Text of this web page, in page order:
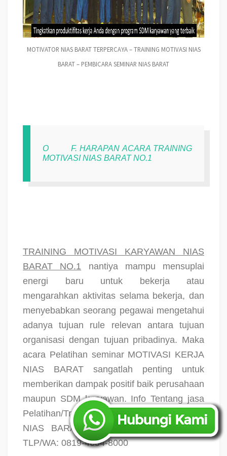
MOTIVATOR NIAS BARAT TERPERCAYA – TRAINING MOTIVASI NIAS
BARAT – PEMBICARA SEMINAR NIAS BARAT
O
F. HARAPAN ACARA TRAINING
MOTIVASI NIAS BARAT NO.1
TRAINING MOTIVASI KARYAWAN NIAS
BARAT NO.1 nantiya mampu mensuplai
energi baru untuk bekerja atau
mengarahkan aktivitas selama bekerja, dan
menyebabkan seorang pegawai mengetahui
adanya tujuan rule relevan antara tujuan
organisasi dengan tujuan pribadinya. Maka
acara Pelatihan seminar MOTIVASI KERJA
NIAS BARAT sangatlah penting untuk
memberikan dampak positif baik perusahaan
maupun SDM karyawan. Info Tentang jasa
Pelatihan/Training Motivasi Karyawan di kota
NIAS BARAT NO.1 silahkan hubungi di
TLP/WA: 0819-4654-8000